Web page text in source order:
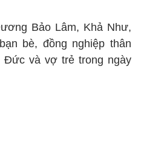
Bảo Lâm, Khả Như,
bè, đồng nghiệp thân
Đức và vợ trẻ trong ngày